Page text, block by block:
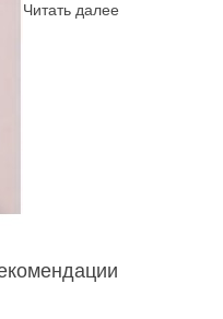
Читать далее